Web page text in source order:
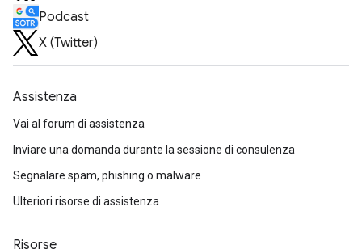
Podcast
X (Twitter)
Assistenza
Vai al forum di assistenza
Inviare una domanda durante la sessione di consulenza
Segnalare spam, phishing o malware
Ulteriori risorse di assistenza
Risorse